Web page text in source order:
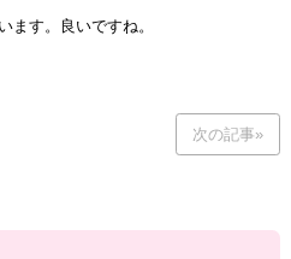
ます。良いですね。
次の記事»